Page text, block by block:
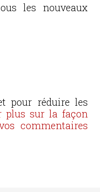
les nouveaux
pour réduire les
plus sur la façon
commentaires